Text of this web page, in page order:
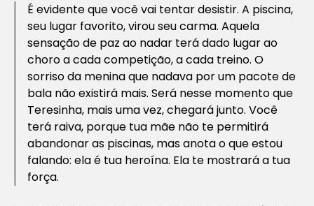
É evidente que você vai tentar desistir. A piscina,
seu lugar favorito, virou seu carma. Aquela
sensação de paz ao nadar terá dado lugar ao
choro a cada competição, a cada treino. O
sorriso da menina que nadava por um pacote de
bala não existirá mais. Será nesse momento que
Teresinha, mais uma vez, chegará junto. Você
terá raiva, porque tua mãe não te permitirá
abandonar as piscinas, mas anota o que estou
falando: ela é tua heroína. Ela te mostrará a tua
força.